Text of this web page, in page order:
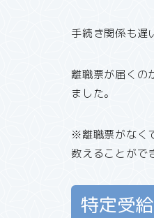
手続き関係も遅
離職票が届くの
ました。
※離職票がなく
数えることがで
特定受